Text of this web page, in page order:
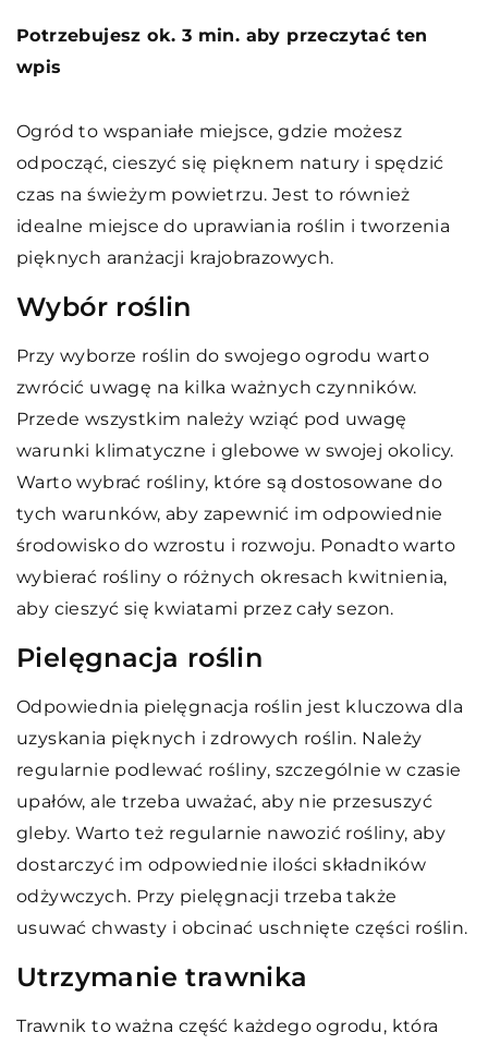
Potrzebujesz ok. 3 min. aby przeczytać ten
wpis
Ogród to wspaniałe miejsce, gdzie możesz
odpocząć, cieszyć się pięknem natury i spędzić
czas na świeżym powietrzu. Jest to również
idealne miejsce do uprawiania roślin i tworzenia
pięknych aranżacji krajobrazowych.
Wybór roślin
Przy wyborze roślin do swojego ogrodu warto
zwrócić uwagę na kilka ważnych czynników.
Przede wszystkim należy wziąć pod uwagę
warunki klimatyczne i glebowe w swojej okolicy.
Warto wybrać rośliny, które są dostosowane do
tych warunków, aby zapewnić im odpowiednie
środowisko do wzrostu i rozwoju. Ponadto warto
wybierać rośliny o różnych okresach kwitnienia,
aby cieszyć się kwiatami przez cały sezon.
Pielęgnacja roślin
Odpowiednia pielęgnacja roślin jest kluczowa dla
uzyskania pięknych i zdrowych roślin. Należy
regularnie podlewać rośliny, szczególnie w czasie
upałów, ale trzeba uważać, aby nie przesuszyć
gleby. Warto też regularnie nawozić rośliny, aby
dostarczyć im odpowiednie ilości składników
odżywczych. Przy pielęgnacji trzeba także
usuwać chwasty i obcinać uschnięte części roślin.
Utrzymanie trawnika
Trawnik to ważna część każdego ogrodu, która